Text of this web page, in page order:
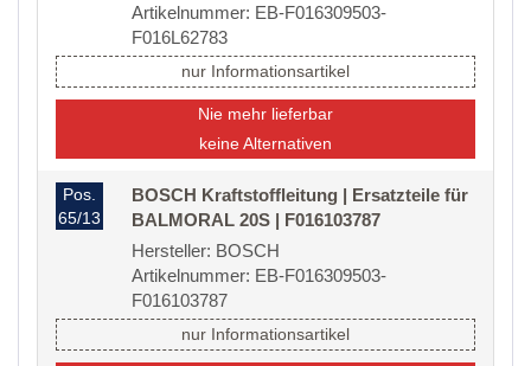
Artikelnummer: EB-F016309503-
F016L62783
nur Informationsartikel
Nie mehr lieferbar
keine Alternativen
Pos.
65/13
BOSCH Kraftstoffleitung | Ersatzteile für
BALMORAL 20S | F016103787
Hersteller: BOSCH
Artikelnummer: EB-F016309503-
F016103787
nur Informationsartikel